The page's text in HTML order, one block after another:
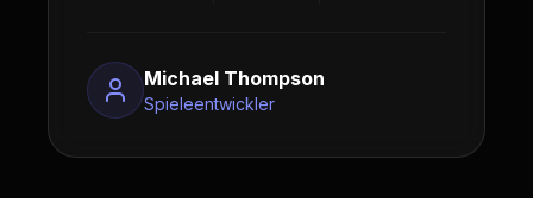
Michael Thompson
Spieleentwickler